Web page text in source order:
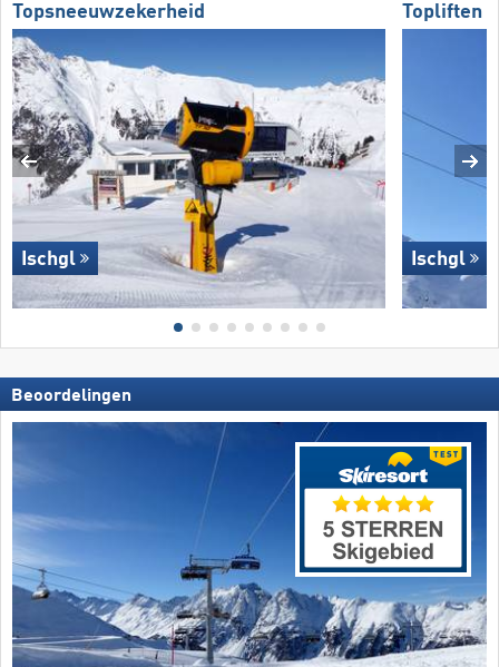
Topsneeuwzekerheid
Ischgl
Topliften
Ischgl
Beoordelingen